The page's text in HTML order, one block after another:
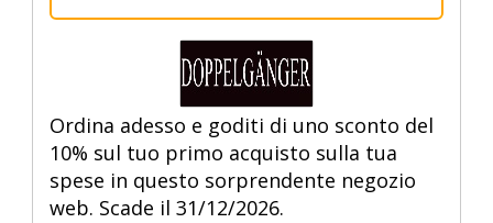
Ordina adesso e goditi di uno sconto del
10% sul tuo primo acquisto sulla tua
spese in questo sorprendente negozio
web. Scade il 31/12/2026.